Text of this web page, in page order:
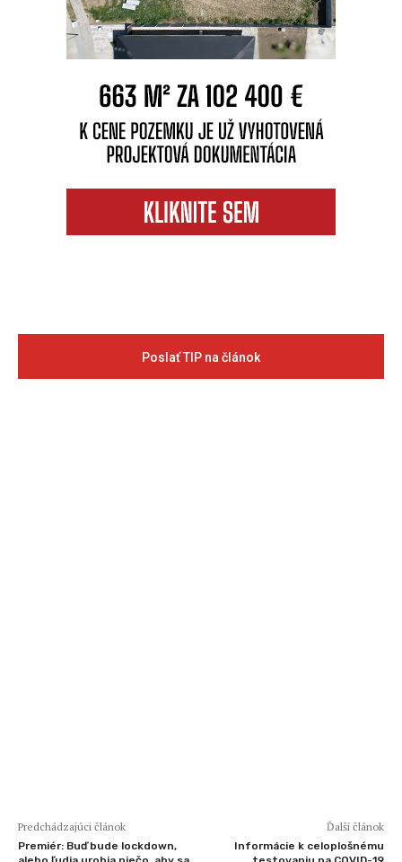
Poslať TIP na článok
Predchádzajúci článok
Premiér: Buď bude lockdown,
Ďalší článok
Informácie k celoplošnému